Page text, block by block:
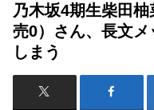
乃木坂4期生柴田
売0）さん、長文
しまう